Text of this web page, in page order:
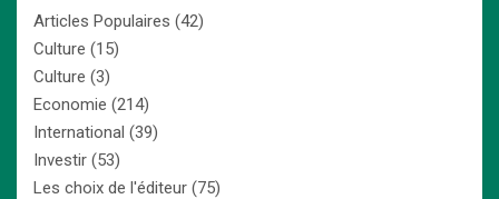
Articles Populaires (42)
Culture (15)
Culture (3)
Economie (214)
International (39)
Investir (53)
Les choix de l'éditeur (75)